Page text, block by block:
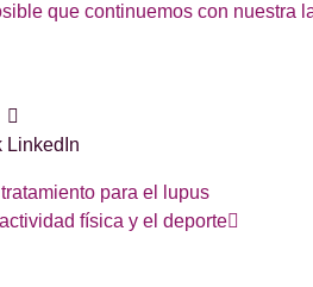
que continuemos con nuestra
LinkedIn
para el lupus
física y el deporte